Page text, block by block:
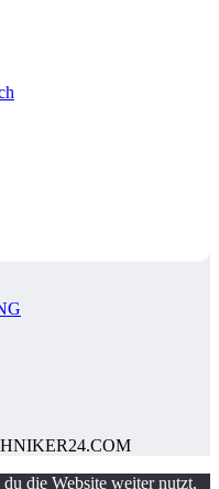
die Website weiter nutzt,